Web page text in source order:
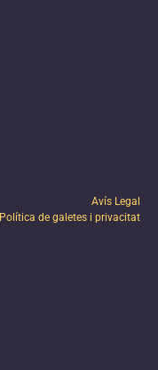
Avís Legal
Política de galetes i privacitat